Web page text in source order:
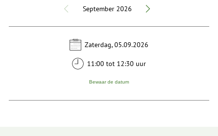
September 2026
Zaterdag, 05.09.2026
11:00 tot 12:30 uur
Bewaar de datum